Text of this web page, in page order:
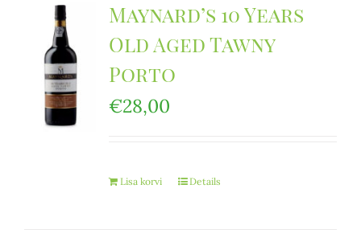
Maynard’s 10 Years
Old Aged Tawny
Porto
€28,00
Lisa korvi Details